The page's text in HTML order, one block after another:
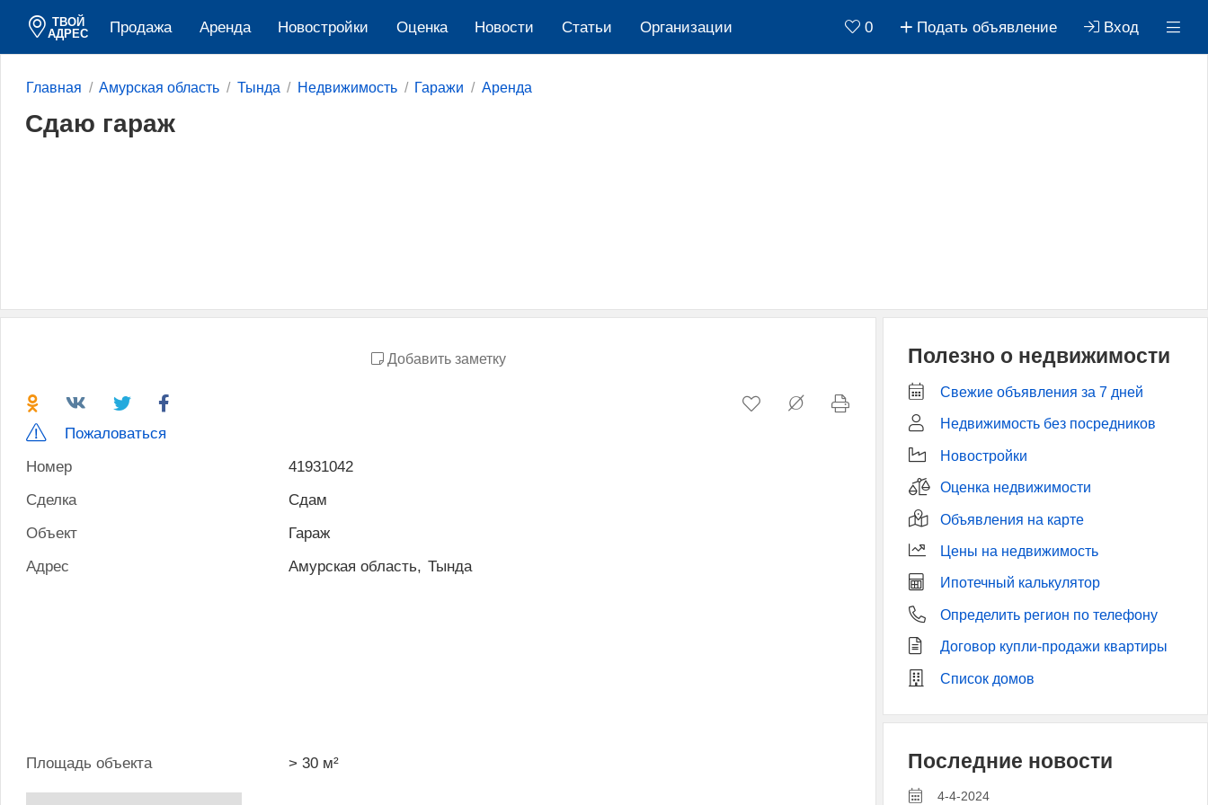
ТВОЙ
АДРЕС
Продажа Аренда Новостройки Оценка Новости Cтатьи Организации 0 Подать объявление Вход
Главная Амурская область Тында Недвижимость Гаражи Аренда
Сдаю гараж
Добавить заметку
Пожаловаться
Номер
41931042
Сделка
Сдам
Объект
Гараж
Адрес
Амурская область, Тында
Площадь объекта > 30 м²
Полезно о недвижимости
Свежие объявления за 7 дней
Недвижимость без посредников
Новостройки
Оценка недвижимости
Объявления на карте
Цены на недвижимость
Ипотечный калькулятор
Определить регион по телефону
Договор купли-продажи квартиры
Список домов
Последние новости
4-4-2024